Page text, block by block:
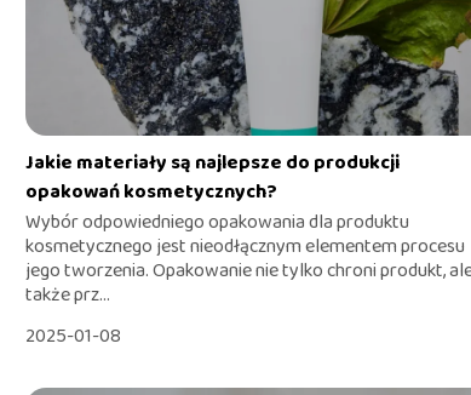
Jakie materiały są najlepsze do produkcji
opakowań kosmetycznych?
Wybór odpowiedniego opakowania dla produktu
kosmetycznego jest nieodłącznym elementem procesu
jego tworzenia. Opakowanie nie tylko chroni produkt,
także prz...
2025-01-08